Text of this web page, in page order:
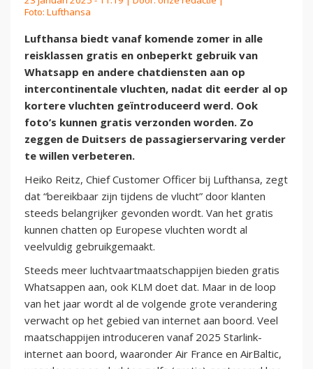
Foto: Lufthansa
Lufthansa biedt vanaf komende zomer in alle
reisklassen gratis en onbeperkt gebruik van
Whatsapp en andere chatdiensten aan op
intercontinentale vluchten, nadat dit eerder al op
kortere vluchten geïntroduceerd werd. Ook
foto’s kunnen gratis verzonden worden. Zo
zeggen de Duitsers de passagierservaring verder
te willen verbeteren.
Heiko Reitz, Chief Customer Officer bij Lufthansa, zegt
dat “bereikbaar zijn tijdens de vlucht” door klanten
steeds belangrijker gevonden wordt. Van het gratis
kunnen chatten op Europese vluchten wordt al
veelvuldig gebruikgemaakt.
Steeds meer luchtvaartmaatschappijen bieden gratis
Whatsappen aan, ook KLM doet dat. Maar in de loop
van het jaar wordt al de volgende grote verandering
verwacht op het gebied van internet aan boord. Veel
maatschappijen introduceren vanaf 2025 Starlink-
internet aan boord, waaronder Air France en AirBaltic,